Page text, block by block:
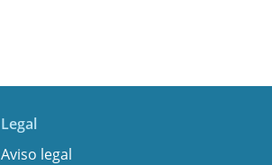
Legal
Aviso legal